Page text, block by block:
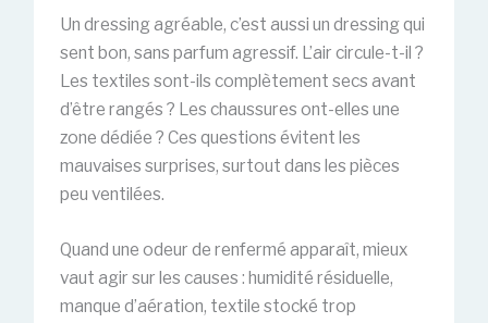
Un dressing agréable, c’est aussi un dressing qui
sent bon, sans parfum agressif. L’air circule-t-il ?
Les textiles sont-ils complètement secs avant
d’être rangés ? Les chaussures ont-elles une
zone dédiée ? Ces questions évitent les
mauvaises surprises, surtout dans les pièces
peu ventilées.
Quand une odeur de renfermé apparaît, mieux
vaut agir sur les causes : humidité résiduelle,
manque d’aération, textile stocké trop